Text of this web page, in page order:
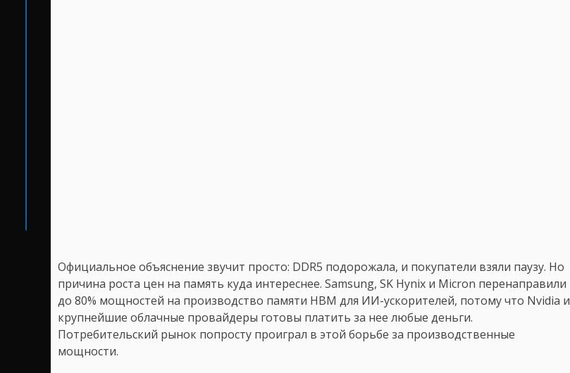
Официальное объяснение звучит просто: DDR5 подорожала, и покупатели взяли паузу. Но
причина роста цен на память куда интереснее. Samsung, SK Hynix и Micron перенаправили
до 80% мощностей на производство памяти HBM для ИИ-ускорителей, потому что Nvidia и
крупнейшие облачные провайдеры готовы платить за нее любые деньги.
Потребительский рынок попросту проиграл в этой борьбе за производственные
мощности.